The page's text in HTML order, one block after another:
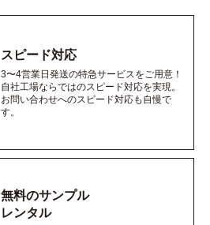
スピード対応
3〜4営業日発送の特急サービスをご用意！
自社工場ならではのスピード対応を実現。
お問い合わせへのスピード対応も自慢で
す。
無料のサンプル
レンタル